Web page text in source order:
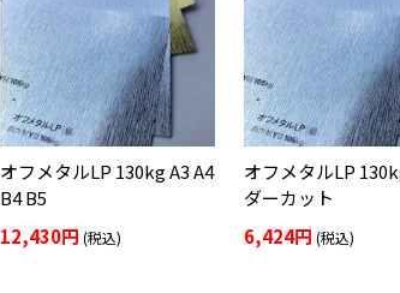
オフメタルLP 130kg A3 A4
B4 B5
12,430円(税込)
オフメタルLP
ダーカット
6,424円(税込)